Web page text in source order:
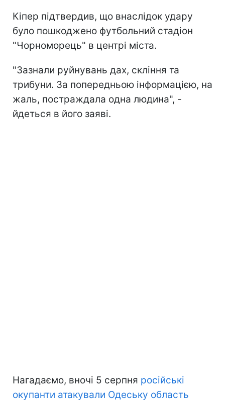
Кіпер підтвердив, що внаслідок удару
було пошкоджено футбольний стадіон
"Чорноморець" в центрі міста.
"Зазнали руйнувань дах, скління та
трибуни. За попередньою інформацією, на
жаль, постраждала одна людина", -
йдеться в його заяві.
Нагадаємо, вночі 5 серпня російські
окупанти атакували Одеську область